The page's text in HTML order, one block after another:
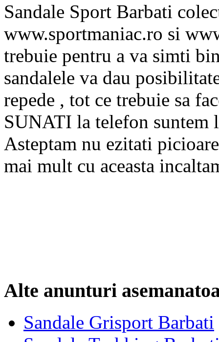
Sandale Sport Barbati
www.sportmaniac.ro si
trebuie pentru a va simti
sandalele va dau
repede , tot ce trebuie sa
SUNATI la telefon suntem
Asteptam nu ezitati
mai mult cu aceasta
Alte anunturi
Sandale Grisport Barbati